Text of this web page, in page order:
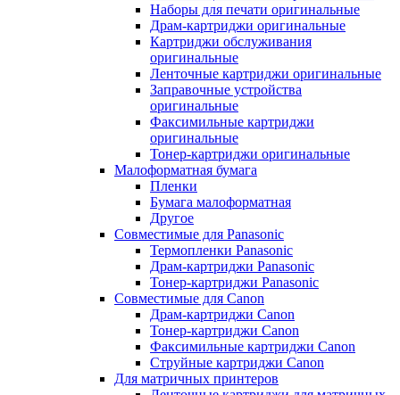
Наборы для печати оригинальные
Драм-картриджи оригинальные
Картриджи обслуживания
оригинальные
Ленточные картриджи оригинальные
Заправочные устройства
оригинальные
Факсимильные картриджи
оригинальные
Тонер-картриджи оригинальные
Малоформатная бумага
Пленки
Бумага малоформатная
Другое
Совместимые для Panasonic
Термопленки Panasonic
Драм-картриджи Panasonic
Тонер-картриджи Panasonic
Совместимые для Canon
Драм-картриджи Canon
Тонер-картриджи Canon
Факсимильные картриджи Canon
Струйные картриджи Canon
Для матричных принтеров